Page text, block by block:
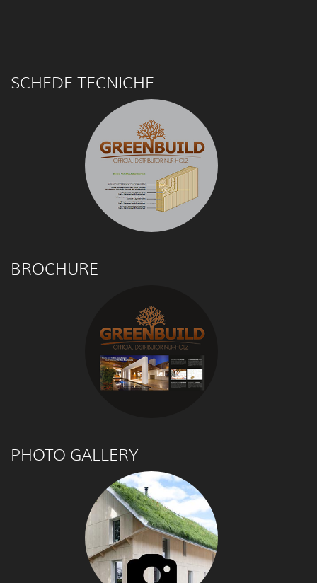
SCHEDE TECNICHE
BROCHURE
PHOTO GALLERY